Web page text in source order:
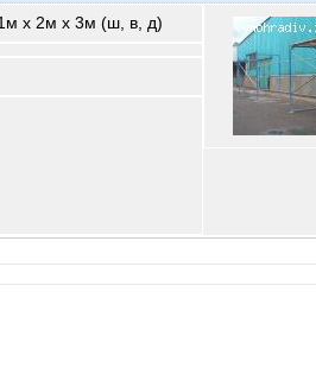
1м х 2м х 3м (ш, в, д)